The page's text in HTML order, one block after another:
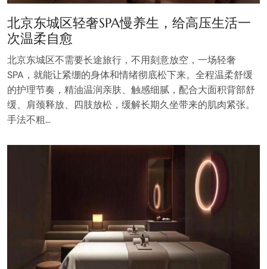
北京东城区轻奢SPA慢养生，给高压生活一
次温柔自愈
北京东城区不需要长途旅行，不用刻意放空，一场轻奢
SPA，就能让紧绷的身体和情绪彻底松下来。全程温柔舒缓
的护理节奏，精油温润亲肤、触感细腻，配合大面积背部舒
缓、肩颈释放、四肢放松，缓解长期久坐带来的肌肉紧张。
手法不粗…